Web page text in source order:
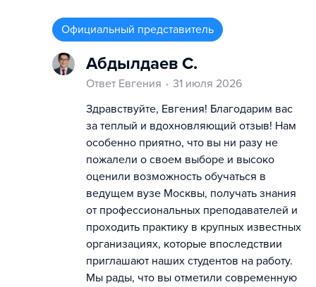
Официальный представитель
Абдылдаев С.
Ответ Евгения
31 июля 2026
Здравствуйте, Евгения! Благодарим вас
за теплый и вдохновляющий отзыв! Нам
особенно приятно, что вы ни разу не
пожалели о своем выборе и высоко
оценили возможность обучаться в
ведущем вузе Москвы, получать знания
от профессиональных преподавателей и
проходить практику в крупных известных
организациях, которые впоследствии
приглашают наших студентов на работу.
Мы рады, что вы отметили современную